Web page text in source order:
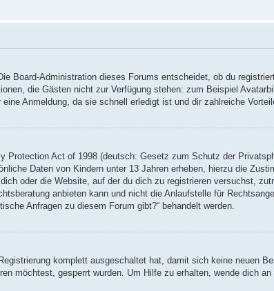
Board-Administration dieses Forums entscheidet, ob du
die Gästen nicht zur Verfügung stehen: zum Beispiel
Anmeldung, da sie schnell erledigt ist und dir zahlreiche
Protection Act of 1998 (deutsch: Gesetz zum Schutz der
Daten von Kindern unter 13 Jahren erheben, hierzu die
oder die Website, auf der du dich zu registrieren versuchst,
anbieten kann und nicht die Anlaufstelle für
Anfragen zu diesem Forum gibt?“ behandelt werden.
komplett ausgeschaltet hat, damit sich keine neuen
möchtest, gesperrt wurden. Um Hilfe zu erhalten, wende dich an